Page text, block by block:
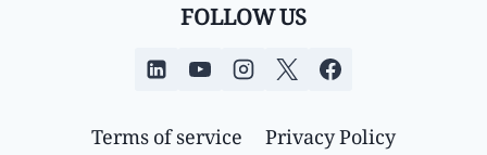
FOLLOW US
Privacy Policy
Terms of service